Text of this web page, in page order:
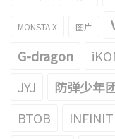
MONSTA X 图片
G-dragon
JYJ 防弹少年
BTOB